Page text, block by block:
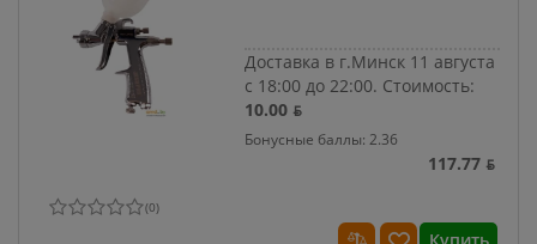
Доставка в г.Минск 11 августа
с 18:00 до 22:00. Стоимость:
10.00 ƃ
Бонусные баллы: 2.36
117.77 ƃ
(0)